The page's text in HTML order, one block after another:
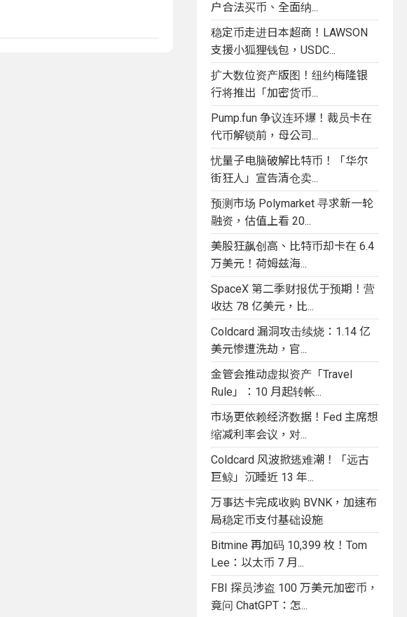
户合法买币、全面纳...
稳定币走进日本超商！LAWSON
支援小狐狸钱包，USDC...
扩大数位资产版图！纽约梅隆银
行将推出「加密货币...
Pump.fun 争议连环爆！裁员卡在
代币解锁前，母公司...
忧量子电脑破解比特币！「华尔
街狂人」宣告清仓卖...
预测市场 Polymarket 寻求新一轮
融资，估值上看 20...
美股狂飙创高、比特币却卡在 6.4
万美元！荷姆兹海...
SpaceX 第二季财报优于预期！营
收达 78 亿美元，比...
Coldcard 漏洞攻击续烧：1.14 亿
美元惨遭洗劫，官...
金管会推动虚拟资产「Travel
Rule」：10 月起转帐...
市场更依赖经济数据！Fed 主席想
缩减利率会议，对...
Coldcard 风波掀逃难潮！「远古
巨鲸」沉睡近 13 年...
万事达卡完成收购 BVNK，加速布
局稳定币支付基础设施
Bitmine 再加码 10,399 枚！Tom
Lee：以太币 7 月...
FBI 探员涉盗 100 万美元加密币，
竟问 ChatGPT：怎...